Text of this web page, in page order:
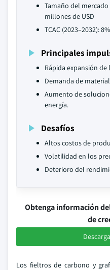
Tamaño del
millones de USD
TCAC (2023–2032): 8%
Principales
Rápida expansión
Demanda de
Aumento de
energía.
Desafíos
Altos costos de
Volatilidad en los
Deterioro del
Obtenga información
de
Los fieltros de carbono y